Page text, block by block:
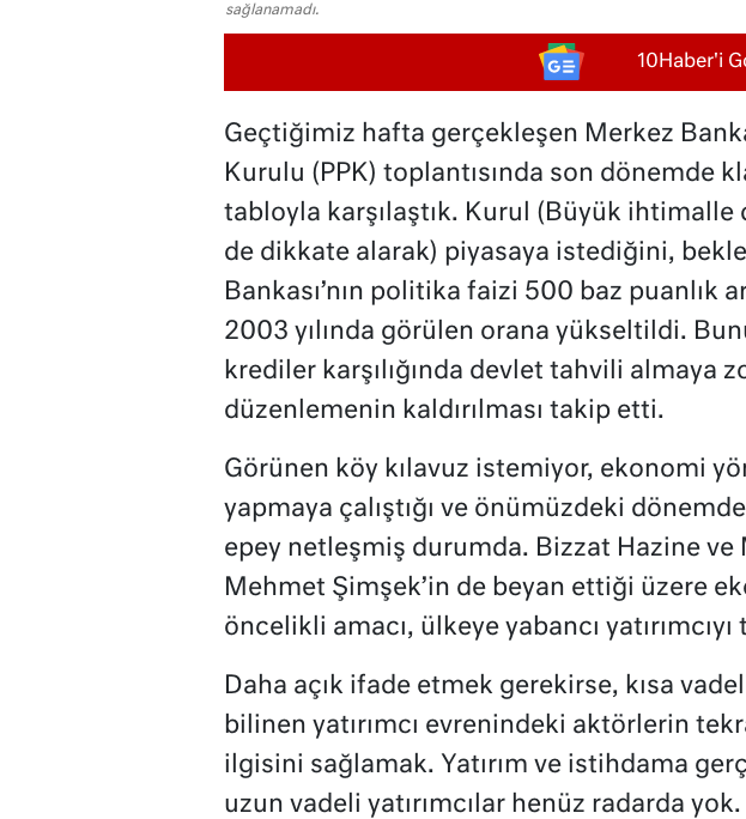
sağlanamadı.
10Haber'i
Geçtiğimiz hafta gerçekleşen Merkez
Kurulu (PPK) toplantısında son dönemde
tabloyla karşılaştık. Kurul (Büyük ihtimalle
de dikkate alarak) piyasaya istediğini,
Bankası’nın politika faizi 500 baz puanlık
2003 yılında görülen orana yükseltildi.
krediler karşılığında devlet tahvili almaya
düzenlemenin kaldırılması takip etti.
Görünen köy kılavuz istemiyor, ekonomi
yapmaya çalıştığı ve önümüzdeki
epey netleşmiş durumda. Bizzat Hazine ve
Mehmet Şimşek’in de beyan ettiği üzere
öncelikli amacı, ülkeye yabancı
Daha açık ifade etmek gerekirse, kısa
bilinen yatırımcı evrenindeki aktörlerin
ilgisini sağlamak. Yatırım ve istihdama
uzun vadeli yatırımcılar henüz radarda yok.